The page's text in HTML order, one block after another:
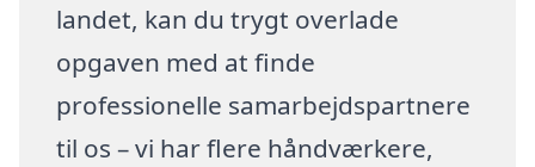
landet, kan du trygt overlade
opgaven med at finde
professionelle samarbejdspartnere
til os – vi har flere håndværkere,